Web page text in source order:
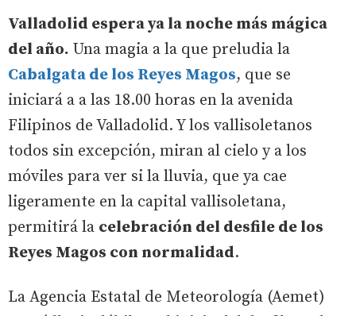
Valladolid espera ya la noche más mágica
del año. Una magia a la que preludia la
Cabalgata de los Reyes Magos, que se
iniciará a a las 18.00 horas en la avenida
Filipinos de Valladolid. Y los vallisoletanos
todos sin excepción, miran al cielo y a los
móviles para ver si la lluvia, que ya cae
ligeramente en la capital vallisoletana,
permitirá la celebración del desfile de los
Reyes Magos con normalidad.
La Agencia Estatal de Meteorología (Aemet)